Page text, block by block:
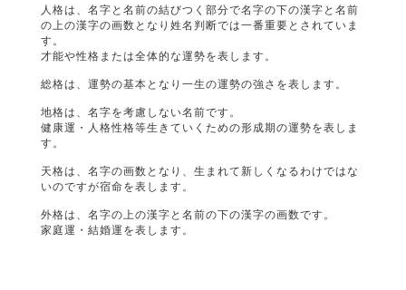
人格は、名字と名前の結びつく部分で名字の下の漢字と名前
の上の漢字の画数となり姓名判断では一番重要とされていま
す。
才能や性格または全体的な運勢を表します。
総格は、運勢の基本となり一生の運勢の強さを表します。
地格は、名字を考慮しない名前です。
健康運・人格性格等生きていくための形成期の運勢を表しま
す。
天格は、名字の画数となり、生まれて新しくなるわけではな
いのですが宿命を表します。
外格は、名字の上の漢字と名前の下の漢字の画数です。
家庭運・結婚運を表します。